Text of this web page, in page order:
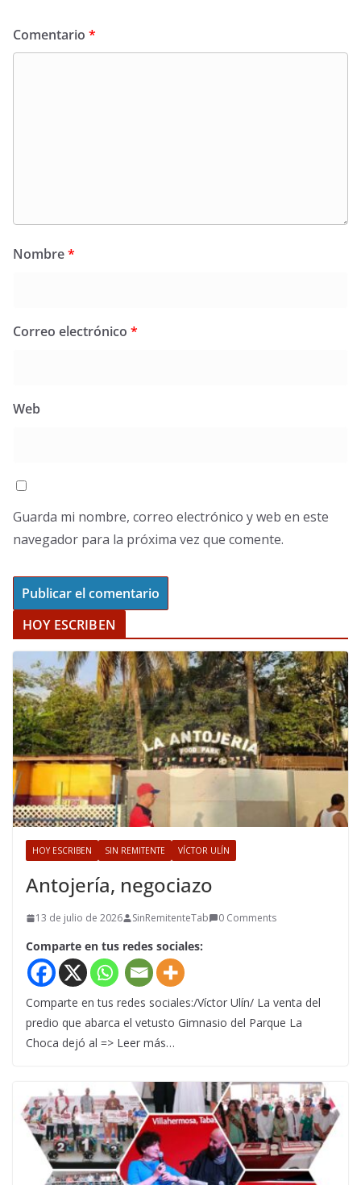
Comentario *
Nombre*
Correo electrónico *
Web
Guarda mi nombre, correo electrónico y web en este
navegador para la próxima vez que comente.
HOY ESCRIBEN
HOY ESCRIBEN SIN REMITENTE VÍCTOR ULÍN
Antojería, negociazo
13 de julio de 2026 SinRemitenteTab 0 Comments
Comparte en tus redes sociales:
Comparte en tus redes sociales:/Víctor Ulín/ La venta del
predio que abarca el vetusto Gimnasio del Parque La
Choca dejó al => Leer más…